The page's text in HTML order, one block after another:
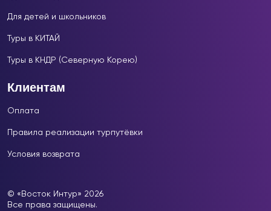
Для детей и школьников
Туры в КИТАЙ
Туры в КНДР (Северную Корею)
Клиентам
Оплата
Правила реализации турпутёвки
Условия возврата
© «Восток Интур» 2026
Все права защищены.